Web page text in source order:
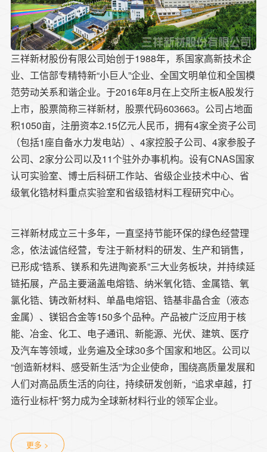
三祥新材股份有限公司始创于1988年，系国家高新技术企
业、工信部专精特新“小巨人”企业、全国文明单位和全国模
范劳动关系和谐企业。于2016年8月在上交所主板A股发行
上市，股票简称三祥新材，股票代码603663。公司占地面
积1050亩，注册资本2.15亿元人民币，拥有4家全资子公司
（包括1座自备水力发电站）、4家控股子公司、4家参股子
公司、2家分公司以及11个驻外办事机构。设有CNAS国家
认可实验室、博士后科研工作站、省级企业技术中心、省
级氧化锆材料重点实验室和省级锆材料工程研究中心。
三祥新材成立三十多年，一直坚持节能环保的绿色经营理
念，依法诚信经营，专注于新材料的研发、生产和销售，
已形成“锆系、镁系和先进陶瓷系”三大业务板块，并持续延
链拓展，产品主要涵盖电熔锆、纳米氧化锆、金属锆、氧
氯化锆、铸改新材料、单晶电熔铝、锆基非晶合金（液态
金属）、镁铝合金等150多个品种。产品被广泛应用于核
能、冶金、化工、电子通讯、新能源、光伏、建筑、医疗
及汽车等领域，业务遍及全球30多个国家和地区。公司以
“创造新材料、感受新生活”为企业使命，围绕高质量发展和
人们对高品质生活的向往，持续研发创新，“追求卓越，打
造行业标杆”努力成为全球新材料行业的领军企业。
更多 >